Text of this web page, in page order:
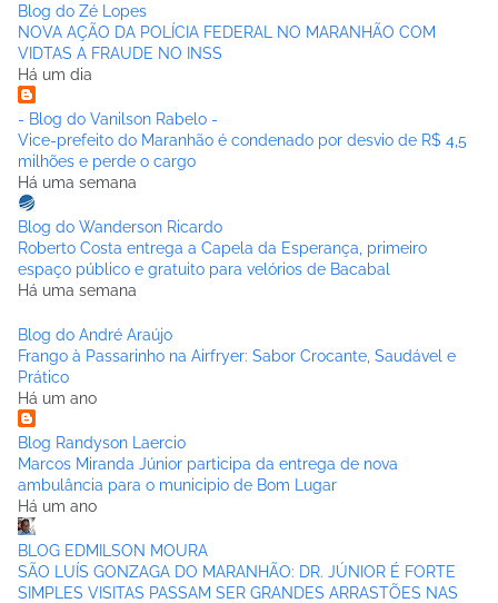
Blog do Zé Lopes
NOVA AÇÃO DA POLÍCIA FEDERAL NO MARANHÃO COM
VIDTAS A FRAUDE NO INSS
Há um dia
- Blog do Vanilson Rabelo -
Vice-prefeito do Maranhão é condenado por desvio de R$ 4,5
milhões e perde o cargo
Há uma semana
Blog do Wanderson Ricardo
Roberto Costa entrega a Capela da Esperança, primeiro
espaço público e gratuito para velórios de Bacabal
Há uma semana
Blog do André Araújo
Frango à Passarinho na Airfryer: Sabor Crocante, Saudável e
Prático
Há um ano
Blog Randyson Laercio
Marcos Miranda Júnior participa da entrega de nova
ambulância para o municipio de Bom Lugar
Há um ano
BLOG EDMILSON MOURA
SÃO LUÍS GONZAGA DO MARANHÃO: DR. JÚNIOR É FORTE
SIMPLES VISITAS PASSAM SER GRANDES ARRASTÕES NAS